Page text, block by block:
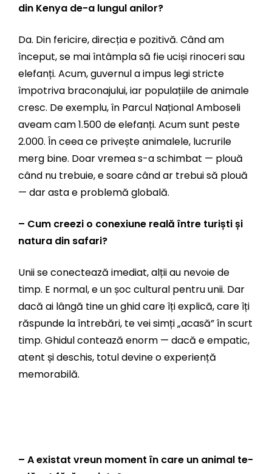
din Kenya de-a lungul anilor?
Da. Din fericire, direcția e pozitivă. Când am
început, se mai întâmpla să fie uciși rinoceri sau
elefanți. Acum, guvernul a impus legi stricte
împotriva braconajului, iar populațiile de animale
cresc. De exemplu, în Parcul Național Amboseli
aveam cam 1.500 de elefanți. Acum sunt peste
2.000. În ceea ce privește animalele, lucrurile
merg bine. Doar vremea s-a schimbat — plouă
când nu trebuie, e soare când ar trebui să plouă
— dar asta e problemă globală.
– Cum creezi o conexiune reală între turiști și
natura din safari?
Unii se conectează imediat, alții au nevoie de
timp. E normal, e un șoc cultural pentru unii. Dar
dacă ai lângă tine un ghid care îți explică, care îți
răspunde la întrebări, te vei simți „acasă” în scurt
timp. Ghidul contează enorm — dacă e empatic,
atent și deschis, totul devine o experiență
memorabilă.
– A existat vreun moment în care un animal te-